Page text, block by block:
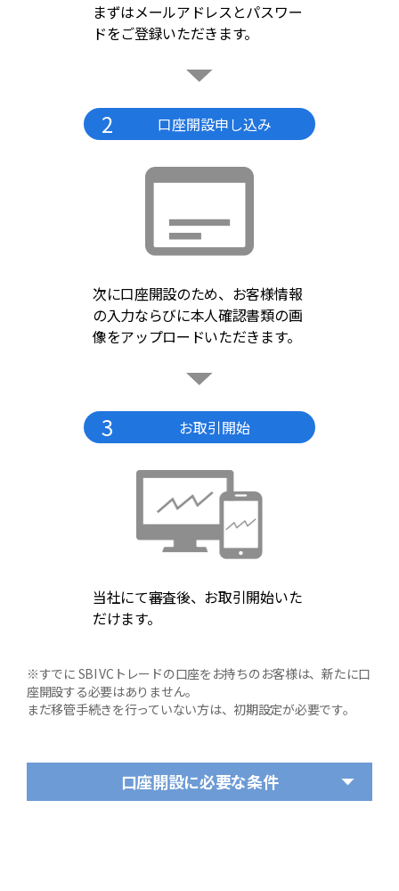
まずはメールアドレスとパスワー
ドをご登録いただきます。
2 口座開設申し込み
次に口座開設のため、お客様情報
の入力ならびに本人確認書類の画
像をアップロードいただきます。
3 お取引開始
当社にて審査後、お取引開始いた
だけます。
※すでに SBI VCトレードの口座をお持ちのお客様は、新たに口
座開設する必要はありません。
まだ移管手続きを行っていない方は、初期設定が必要です。
口座開設に必要な条件